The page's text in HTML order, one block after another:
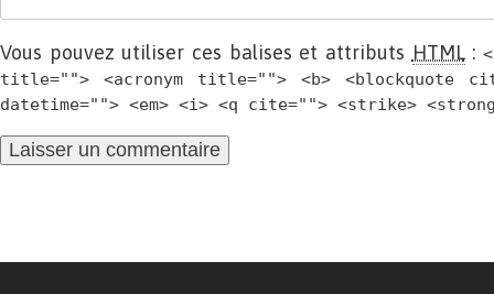
Vous pouvez utiliser ces balises et attributs HTML:
title=""> <acronym title=""> <b> <blockquote
datetime=""> <em> <i> <q cite=""> <strike>